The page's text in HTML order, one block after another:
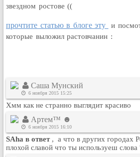
Видео и Кино
Авто. Мото.
Космос
Ещё
Пользователи / Поиск
Группы
Норм
Музыкальный архив
звездном ростове ((
прочтите статью в блоге эту
и
которые выложил растовчанин :
Саша Мунский
6 ноября 2015 15:25
Хмм как не странно выглядит красиво
Артем™ ☻
6 ноября 2015 16:10
SAha в ответ , а что в других городах
плохой славой что ты используеш слова